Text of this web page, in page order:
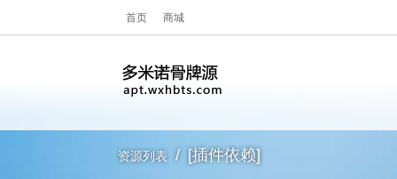
首页 商城
资源列表 / [插件依赖]